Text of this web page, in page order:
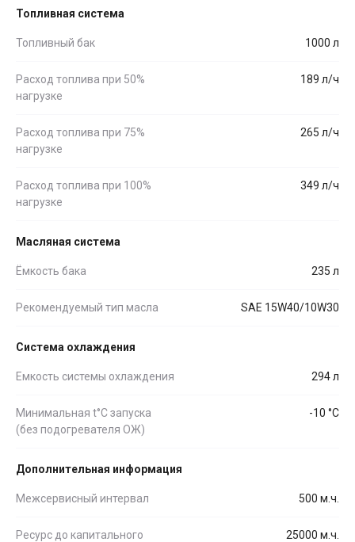
Топливная система
Топливный бак 1000 л
Расход топлива при 50%
нагрузке
189 л/ч
Расход топлива при 75%
нагрузке
265 л/ч
Расход топлива при 100%
нагрузке
349 л/ч
Масляная система
Ёмкость бака 235 л
Рекомендуемый тип масла SAE 15W40/10W30
Система охлаждения
Емкость системы охлаждения 294 л
Минимальная t°С запуска
(без подогревателя ОЖ)
-10 °С
Дополнительная информация
Межсервисный интервал 500 м.ч.
Ресурс до капитального
25000 м.ч.